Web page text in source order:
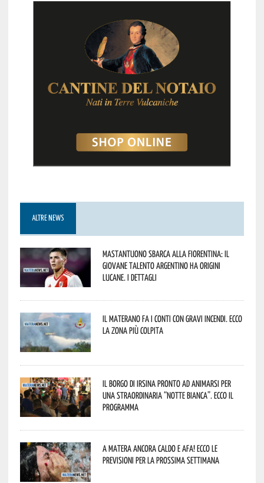
ALTRE NEWS
Mastantuono sbarca alla Fiorentina: il
giovane talento argentino ha origini
lucane. I dettagli
Il materano fa i conti con gravi incendi. Ecco
la zona più colpita
Il borgo di Irsina pronto ad animarsi per
una straordinaria “Notte Bianca”. Ecco il
programma
A Matera ancora caldo e afa! Ecco le
previsioni per la prossima settimana